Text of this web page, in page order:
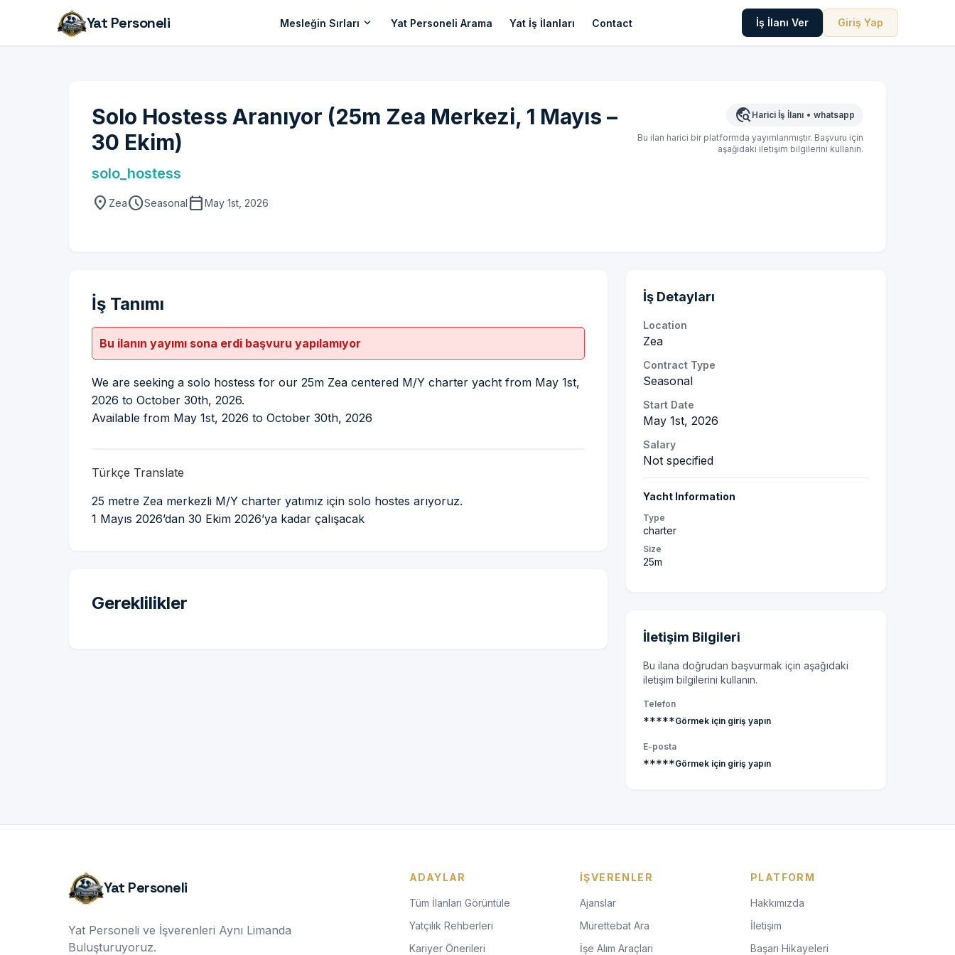
Yat Personeli Mesleğin Sırları expand_more Yat Personeli Arama Yat İş İlanları Contact İş İlanı Ver Giriş Yap
Solo Hostess Aranıyor (25m Zea Merkezi, 1 Mayıs –
30 Ekim)
solo_hostess
location_on ZeascheduleSeasonal calendar_todayMay 1st, 2026
travel_explore Harici İş İlanı • whatsapp
Bu ilan harici bir platformda yayımlanmıştır. Başvuru için
aşağıdaki iletişim bilgilerini kullanın.
İş Tanımı
Bu ilanın yayımı sona erdi başvuru yapılamıyor
We are seeking a solo hostess for our 25m Zea centered M/Y charter yacht from May 1st,
2026 to October 30th, 2026.
Available from May 1st, 2026 to October 30th, 2026
Türkçe Translate
25 metre Zea merkezli M/Y charter yatımız için solo hostes arıyoruz.
1 Mayıs 2026’dan 30 Ekim 2026’ya kadar çalışacak
Gereklilikler
İş Detayları
Location
Zea
Contract Type
Seasonal
Start Date
May 1st, 2026
Salary
Not specified
Yacht Information
Type
charter
Size
25m
İletişim Bilgileri
Bu ilana doğrudan başvurmak için aşağıdaki
iletişim bilgilerini kullanın.
Telefon
*****Görmek için giriş yapın
E-posta
*****Görmek için giriş yapın
Yat Personeli
Yat Personeli ve İşverenleri Aynı Limanda
Buluşturuyoruz.
ADAYLAR
Tüm İlanları Görüntüle
Yatçılık Rehberleri
Kariyer Önerileri
İŞVERENLER
Ajanslar
Mürettebat Ara
İşe Alım Araçları
PLATFORM
Hakkımızda
İletişim
Başarı Hikayeleri